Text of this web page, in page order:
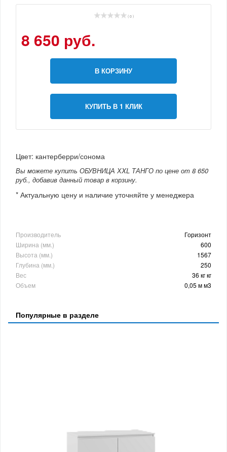
( 0 )
8 650 руб.
В КОРЗИНУ
КУПИТЬ В 1 КЛИК
Цвет: кантерберри/сонома
Вы можете купить ОБУВНИЦА ХXL ТАНГО по цене от 8 650
руб., добавив данный товар в корзину.
* Актуальную цену и наличие уточняйте у менеджера
Производитель
Горизонт
Ширина (мм.)
600
Высота (мм.)
1567
Глубина (мм.)
250
Вес
36 кг кг
Объем
0,05 м м3
Популярные в разделе